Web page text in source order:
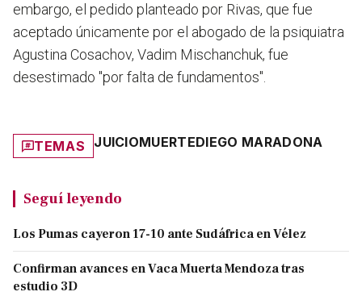
embargo, el pedido planteado por Rivas, que fue
aceptado únicamente por el abogado de la psiquiatra
Agustina Cosachov, Vadim Mischanchuk, fue
desestimado "por falta de fundamentos".
TEMAS JUICIOMUERTEDIEGO MARADONA
Seguí leyendo
Los Pumas cayeron 17-10 ante Sudáfrica en Vélez
Confirman avances en Vaca Muerta Mendoza tras
estudio 3D